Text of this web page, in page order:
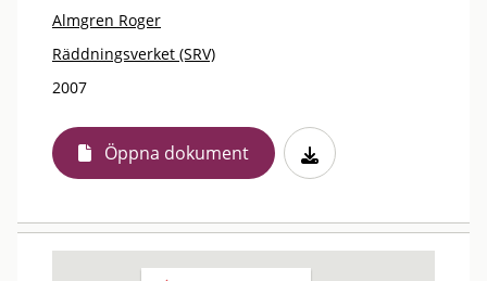
Almgren Roger
Räddningsverket (SRV)
2007
Öppna dokument